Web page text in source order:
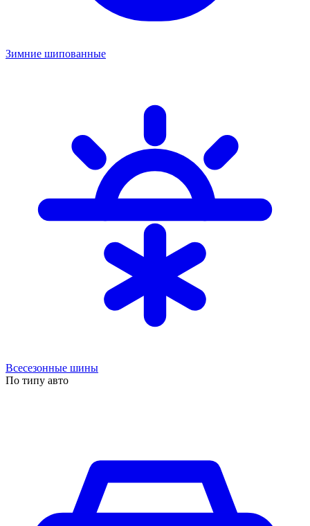
Зимние шипованные
Всесезонные шины
По типу авто